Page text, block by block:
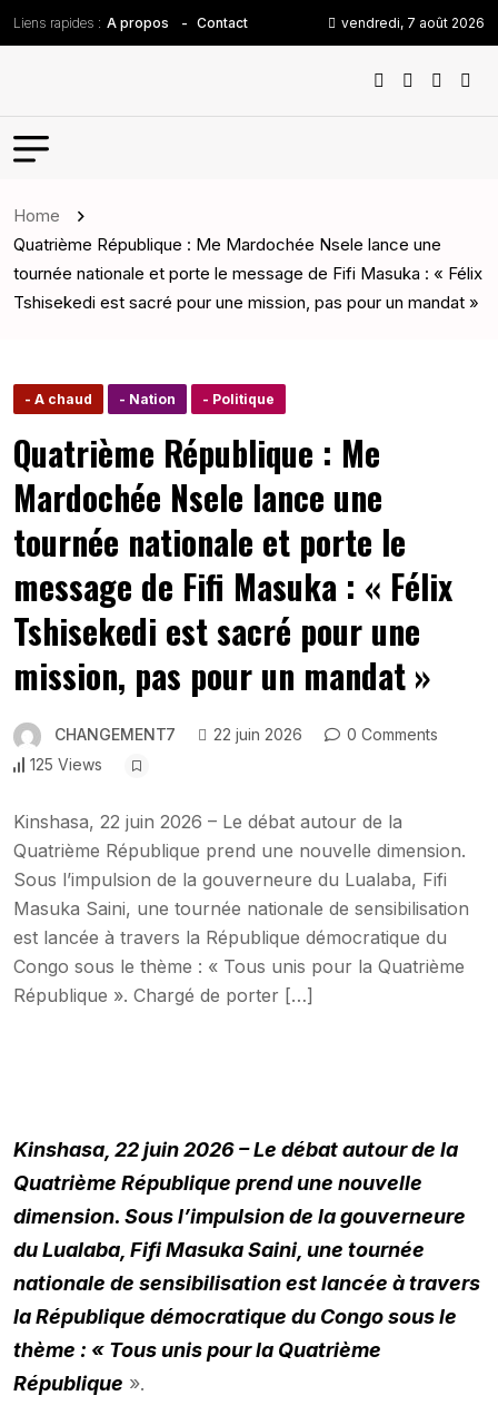
Liens rapides : A propos Contact vendredi, 7 août 2026
Home
Quatrième République : Me Mardochée Nsele lance une
tournée nationale et porte le message de Fifi Masuka : « Félix
Tshisekedi est sacré pour une mission, pas pour un mandat »
- A chaud - Nation - Politique
Quatrième République : Me
Mardochée Nsele lance une
tournée nationale et porte le
message de Fifi Masuka : « Félix
Tshisekedi est sacré pour une
mission, pas pour un mandat »
CHANGEMENT7 22 juin 2026
0 Comments
125 Views
Kinshasa, 22 juin 2026 – Le débat autour de la
Quatrième République prend une nouvelle dimension.
Sous l’impulsion de la gouverneure du Lualaba, Fifi
Masuka Saini, une tournée nationale de sensibilisation
est lancée à travers la République démocratique du
Congo sous le thème : « Tous unis pour la Quatrième
République ». Chargé de porter […]
Kinshasa, 22 juin 2026 – Le débat autour de la
Quatrième République prend une nouvelle
dimension. Sous l’impulsion de la gouverneure
du Lualaba, Fifi Masuka Saini, une tournée
nationale de sensibilisation est lancée à travers
la République démocratique du Congo sous le
thème : « Tous unis pour la Quatrième
République ».